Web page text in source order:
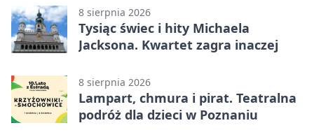
8 sierpnia 2026
Tysiąc świec i hity Michaela
Jacksona. Kwartet zagra inaczej
8 sierpnia 2026
Lampart, chmura i pirat. Teatralna
podróż dla dzieci w Poznaniu